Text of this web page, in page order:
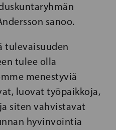
sanoo.
tulevaisuuden
tulee olla
menestyviä
luovat työpaikkoja,
siten vahvistavat
hyvinvointia